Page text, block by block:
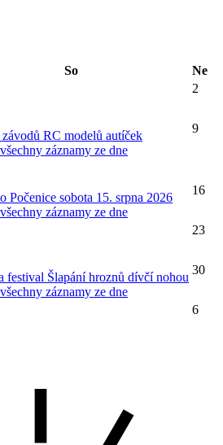
So
Ne
2
RC modelů autíček
záznamy ze dne
9
Počenice sobota 15. srpna 2026
záznamy ze dne
16
23
festival Šlapání hroznů dívčí nohou
záznamy ze dne
30
6